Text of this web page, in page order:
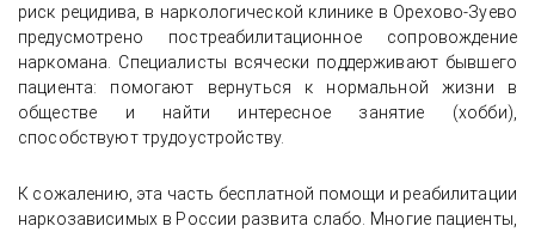
риск рецидива, в наркологической клинике в Орехово-Зуево
предусмотрено постреабилитационное сопровождение
наркомана. Специалисты всячески поддерживают бывшего
пациента: помогают вернуться к нормальной жизни в
обществе и найти интересное занятие (хобби),
способствуют трудоустройству.
К сожалению, эта часть бесплатной помощи и реабилитации
наркозависимых в России развита слабо. Многие пациенты,